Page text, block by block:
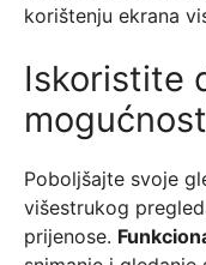
korištenju ekrana
Iskoristite
Poboljšajte svoje
višestrukog
prijenose.